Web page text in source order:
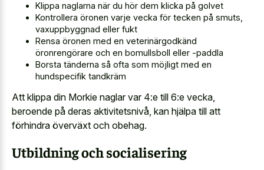
Klippa naglarna när du hör dem klicka på golvet
Kontrollera öronen varje vecka för tecken på smuts,
vaxuppbyggnad eller fukt
Rensa öronen med en veterinärgodkänd
öronrengörare och en bomullsboll eller -paddla
Borsta tänderna så ofta som möjligt med en
hundspecifik tandkräm
Att klippa din Morkie naglar var 4:e till 6:e vecka,
beroende på deras aktivitetsnivå, kan hjälpa till att
förhindra överväxt och obehag.
Utbildning och socialisering